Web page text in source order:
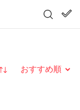
び替え